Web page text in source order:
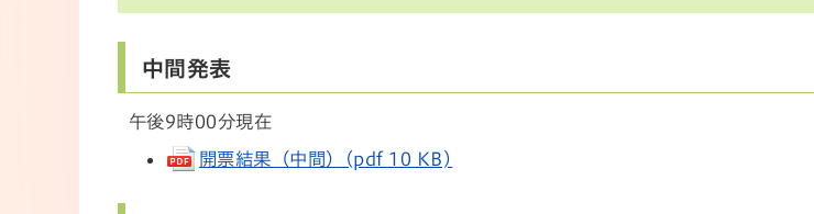
中間発表
午後9時00分現在
開票結果（中間）(pdf 10 KB)